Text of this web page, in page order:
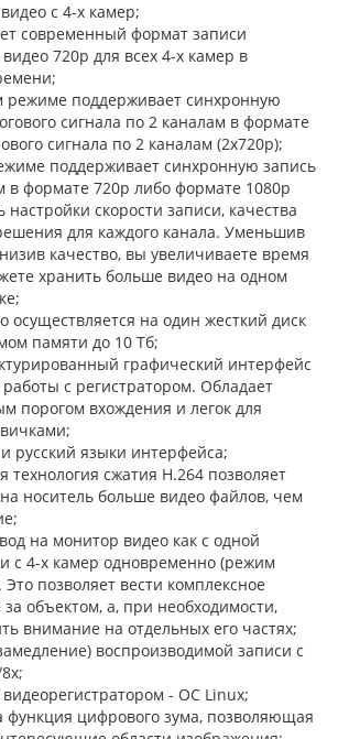
с 4-х камер;
современный формат записи
видео 720р для всех 4-х камер в
режиме поддерживает синхронную
сигнала по 2 каналам в формате
сигнала по 2 каналам (2x720p);
поддерживает синхронную запись
в формате 720p либо формате 1080p
настройки скорости записи, качества
для каждого канала. Уменьшив
качество, вы увеличиваете время
хранить больше видео на одном
осуществляется на один жесткий диск
памяти до 10 Тб;
графический интерфейс
с регистратором. Обладает
порогом вхождения и легок для
русский языки интерфейса;
технология сжатия Н.264 позволяет
носитель больше видео файлов, чем
на монитор видео как с одной
с 4-х камер одновременно (режим
Это позволяет вести комплексное
объектом, а, при необходимости,
внимание на отдельных его частях;
воспроизводимой записи с
- ОС Linux;
функция цифрового зума, позволяющая